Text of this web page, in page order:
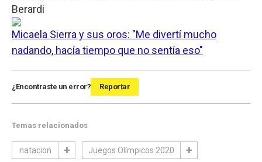
Berardi
Micaela Sierra y sus oros: "Me divertí mucho
nadando, hacía tiempo que no sentía eso"
¿Encontraste un error? Reportar
Temas relacionados
natacion Juegos Olímpicos 2020